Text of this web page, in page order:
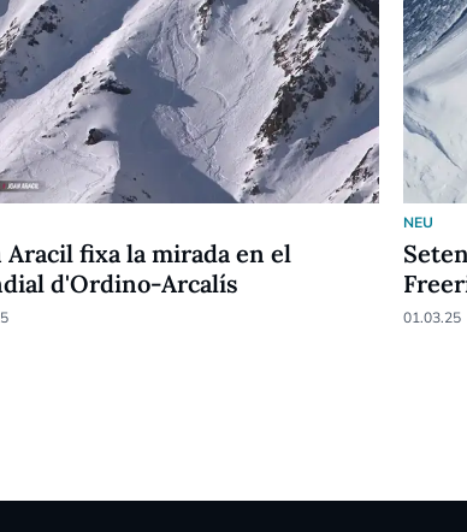
Aracil fixa la mirada en el
d'Ordino-Arcalís
NEU
01.03.25